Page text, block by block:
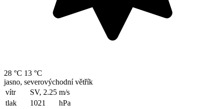
28 °C 13 °C
jasno, severovýchodní větřík
vítr
SV, 2.25 m/s
tlak
1021
hPa